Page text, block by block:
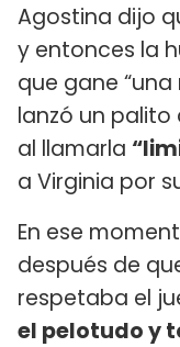
Agostina dijo
y entonces la
que gane
lanzó un palito
al llamarla
a Virginia por
En ese
después de
respetaba el
el pelotudo y